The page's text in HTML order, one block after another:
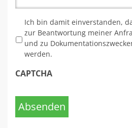
Ich bin damit einverstanden,
zur Beantwortung meiner
und zu
werden.
CAPTCHA
Absenden